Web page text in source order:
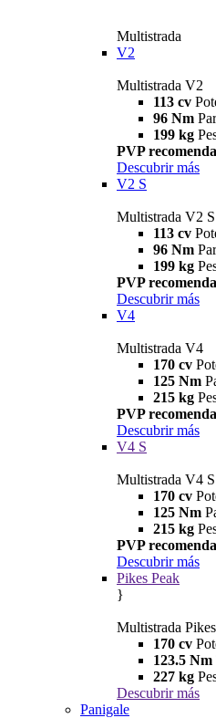
Multistrada
V2
Multistrada V2
113 cv
96 Nm
199 kg
PVP
Descubrir más
V2 S
Multistrada V2 S
113 cv
96 Nm
199 kg
PVP
Descubrir más
V4
Multistrada V4
170 cv
125 Nm
215 kg
PVP
Descubrir más
V4 S
Multistrada V4 S
170 cv
125 Nm
215 kg
PVP
Descubrir más
Pikes Peak
}
Multistrada
170 cv
123.5 Nm
227 kg
Descubrir más
Panigale